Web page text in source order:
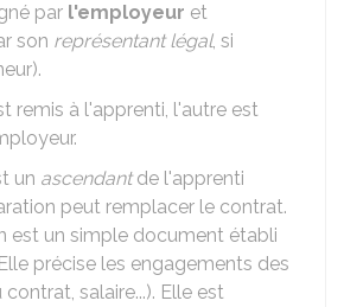
par l'employeur et
son représentant légal, si
remis à l'apprenti, l'autre est
un ascendantde l'apprenti
peut remplacer le contrat.
est un simple document établi
précise les engagements des
salaire...). Elle est